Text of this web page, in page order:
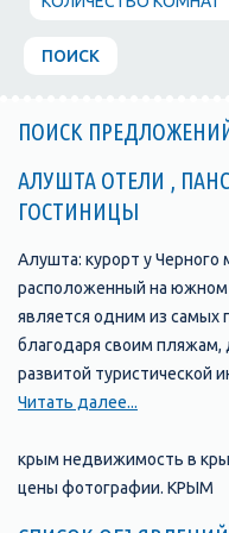
ПОИСК
ПОИСК
АЛУШТА ОТЕЛИ ,
ГОСТИНИЦЫ
Алушта: курорт у
расположенный на
является одним из самых
благодаря своим
развитой туристической
в 1837 году и с тех пор
пансионатов, санаториев
предлагают своим
широкий выбор услуг.
Читать далее...
крым недвижимость в
цены фотографии. КРЫМ